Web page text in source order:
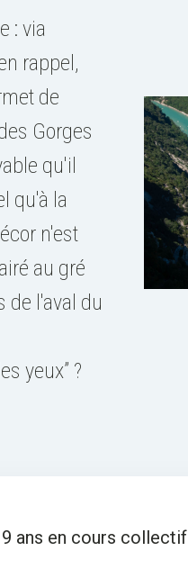
: via
rappel,
de
Gorges
qu'il
qu'à la
n'est
au gré
de l'aval du
yeux” ?
ans en cours collectif